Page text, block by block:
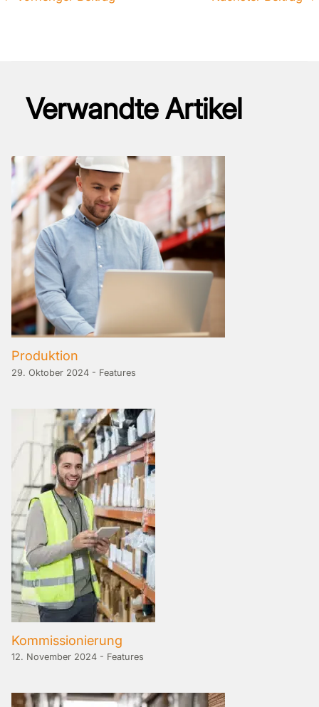
Verwandte Artikel
Produktion
29. Oktober 2024 - Features
Kommissionierung
12. November 2024 - Features